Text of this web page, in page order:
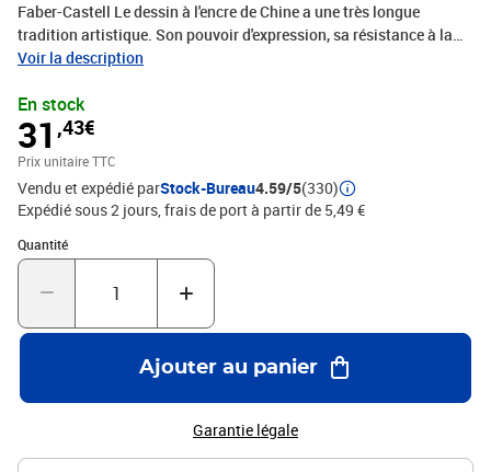
Faber-Castell Le dessin à l'encre de Chine a une très longue
tradition artistique. Son pouvoir d'expression, sa résistance à la
lumière ainsi que la possibilité qu'il offre de combiner différentes
graphistes. Faber-Castell a réuni tous les avantages de l'encre de
Chine dans un feutre moderne et facile à utiliser : le Pitt Artist Pen.
L'encre de Chine pigmentée avec une forte résistance à la lumière
est idéale pour la réalisation d'esquisses, de dessins, de croquis, de
dessins de mode et d'illustrations, - Encre de chine pigmentée, -
Excellente tenue à la lumière, - Résistant à l’eau, - Permanente, -
Inodore, - Sans acides, - pH neutre, - 12 couleurs basic en boîte, -
Pointe B = pointe pinceau, - Disponible à l’unité et en étuis assortis
Voir la description
En stock
31 ,43€
Prix unitaire TTC
Vendu et expédié parStock-Bureau4.59/5(330)
Expédié sous 2 jours, frais de port à partir de 5,49 €
Quantité
Quantité : 1
Ajouter au panier
Garantie légale